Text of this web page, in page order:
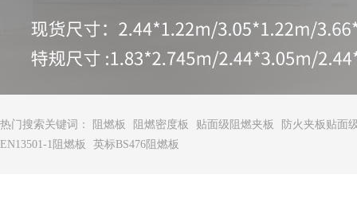
热门搜索关键词： 阻燃板 阻燃密度板 贴面级阻燃夹板
防火夹板贴面
EN13501-1阻燃板
英标BS476阻燃板